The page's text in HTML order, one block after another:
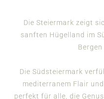
Die Steiermark zeigt
sanften Hügelland im
Bergen
Die Südsteiermark
mediterranem Flair
perfekt für alle, die